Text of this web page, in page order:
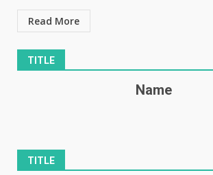
Read More
TITLE
Name
TITLE